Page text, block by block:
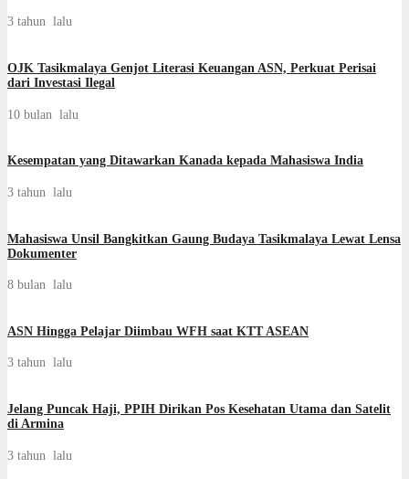
3 tahun lalu
OJK Tasikmalaya Genjot Literasi Keuangan ASN, Perkuat Perisai
dari Investasi Ilegal
10 bulan lalu
Kesempatan yang Ditawarkan Kanada kepada Mahasiswa India
3 tahun lalu
Mahasiswa Unsil Bangkitkan Gaung Budaya Tasikmalaya Lewat Lensa
Dokumenter
8 bulan lalu
ASN Hingga Pelajar Diimbau WFH saat KTT ASEAN
3 tahun lalu
Jelang Puncak Haji, PPIH Dirikan Pos Kesehatan Utama dan Satelit
di Armina
3 tahun lalu